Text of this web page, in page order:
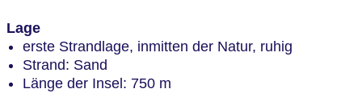
Lage
erste Strandlage, inmitten der Natur, ruhig
Strand: Sand
Länge der Insel: 750 m